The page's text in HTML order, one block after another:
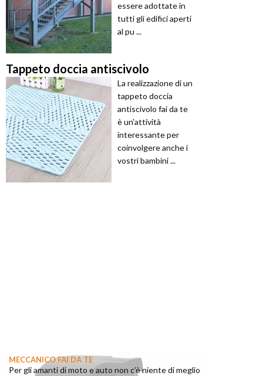
essere adottate in
tutti gli edifici aperti
al pu ...
Tappeto doccia antiscivolo
La realizzazione di un
tappeto doccia
antiscivolo fai da te
è un'attività
interessante per
coinvolgere anche i
vostri bambini ...
MECCANICO FAI DA TE
Per gli amanti di moto e auto non c’è niente di meglio